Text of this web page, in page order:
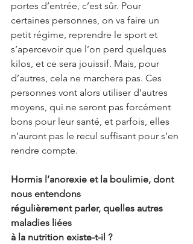
portes d’entrée, c’est sûr. Pour
certaines personnes, on va faire un
petit régime, reprendre le sport et
s’apercevoir que l’on perd quelques
kilos, et ce sera jouissif. Mais, pour
d’autres, cela ne marchera pas. Ces
personnes vont alors utiliser d’autres
moyens, qui ne seront pas forcément
bons pour leur santé, et parfois, elles
n’auront pas le recul suffisant pour s’en
rendre compte.
Hormis l’anorexie et la boulimie, dont
nous entendons
régulièrement parler, quelles autres
maladies liées
à la nutrition existe-t-il ?